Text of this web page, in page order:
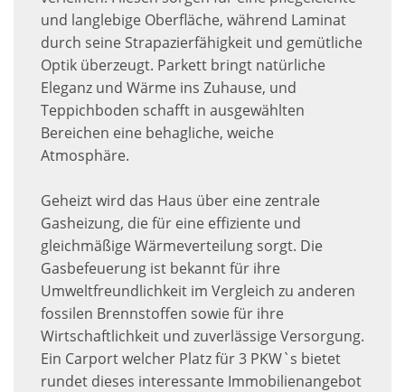
und langlebige Oberfläche, während Laminat
durch seine Strapazierfähigkeit und gemütliche
Optik überzeugt. Parkett bringt natürliche
Eleganz und Wärme ins Zuhause, und
Teppichboden schafft in ausgewählten
Bereichen eine behagliche, weiche
Atmosphäre.
Geheizt wird das Haus über eine zentrale
Gasheizung, die für eine effiziente und
gleichmäßige Wärmeverteilung sorgt. Die
Gasbefeuerung ist bekannt für ihre
Umweltfreundlichkeit im Vergleich zu anderen
fossilen Brennstoffen sowie für ihre
Wirtschaftlichkeit und zuverlässige Versorgung.
Ein Carport welcher Platz für 3 PKW`s bietet
rundet dieses interessante Immobilienangebot